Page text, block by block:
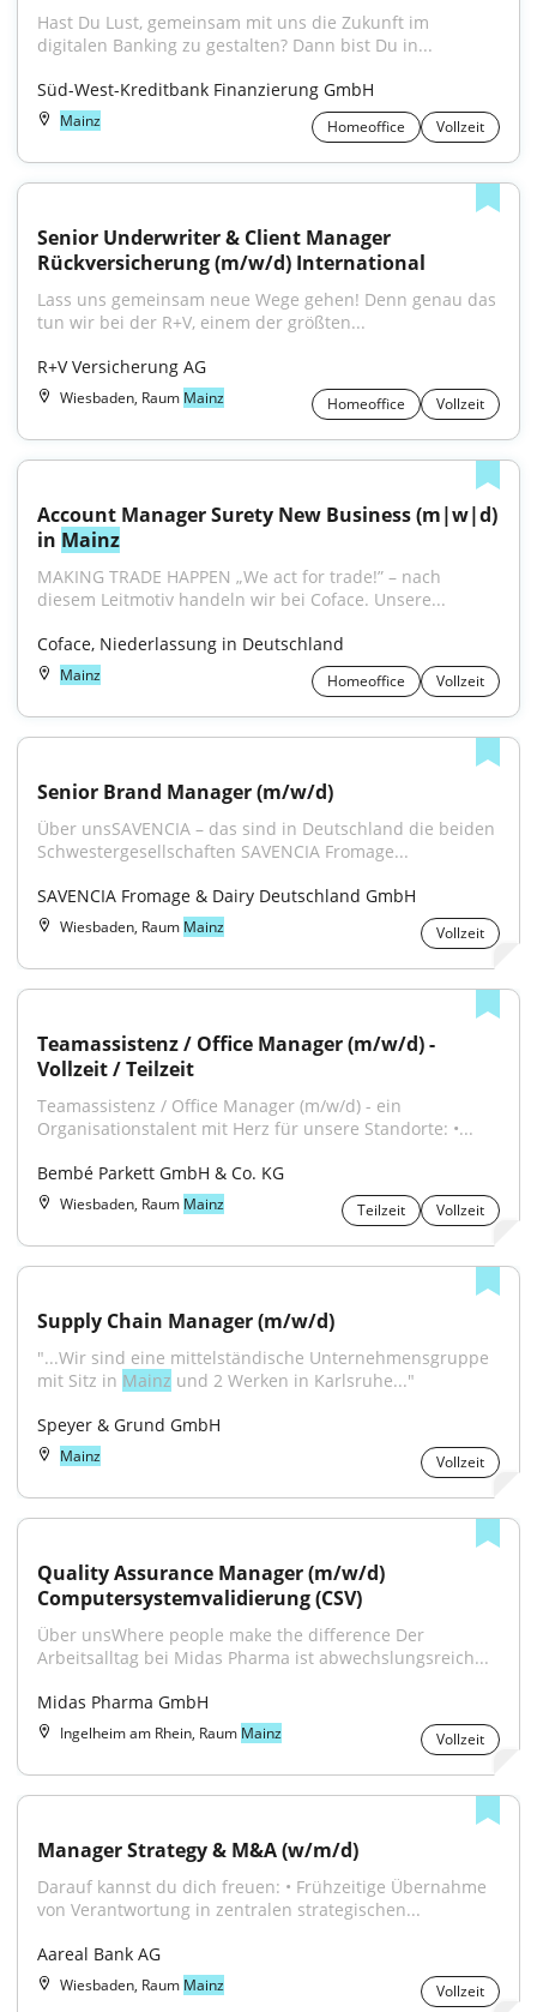
Hast Du Lust, gemeinsam mit uns die Zukunft im
digitalen Banking zu gestalten? Dann bist Du in...
Süd-West-Kreditbank Finanzierung GmbH
Mainz Homeoffice Vollzeit
Senior Underwriter & Client Manager
Rückversicherung (m/w/d) International
Lass uns gemeinsam neue Wege gehen! Denn genau das
tun wir bei der R+V, einem der größten...
R+V Versicherung AG
Wiesbaden, Raum Mainz Homeoffice Vollzeit
Account Manager Surety New Business (m|w|d)
in Mainz
MAKING TRADE HAPPEN „We act for trade!” – nach
diesem Leitmotiv handeln wir bei Coface. Unsere...
Coface, Niederlassung in Deutschland
Mainz Homeoffice Vollzeit
Senior Brand Manager (m/w/d)
Über unsSAVENCIA – das sind in Deutschland die beiden
Schwestergesellschaften SAVENCIA Fromage...
SAVENCIA Fromage & Dairy Deutschland GmbH
Wiesbaden, Raum Mainz Vollzeit
Teamassistenz / Office Manager (m/w/d) -
Vollzeit / Teilzeit
Teamassistenz / Office Manager (m/w/d) - ein
Organisationstalent mit Herz für unsere Standorte: •...
Bembé Parkett GmbH & Co. KG
Wiesbaden, Raum Mainz Teilzeit Vollzeit
Supply Chain Manager (m/w/d)
"...Wir sind eine mittelständische Unternehmensgruppe
mit Sitz in Mainz und 2 Werken in Karlsruhe..."
Speyer & Grund GmbH
Mainz Vollzeit
Quality Assurance Manager (m/w/d)
Computersystemvalidierung (CSV)
Über unsWhere people make the difference Der
Arbeitsalltag bei Midas Pharma ist abwechslungsreich...
Midas Pharma GmbH
Ingelheim am Rhein, Raum Mainz Vollzeit
Manager Strategy & M&A (w/m/d)
Darauf kannst du dich freuen: • Frühzeitige Übernahme
von Verantwortung in zentralen strategischen...
Aareal Bank AG
Wiesbaden, Raum Mainz Vollzeit